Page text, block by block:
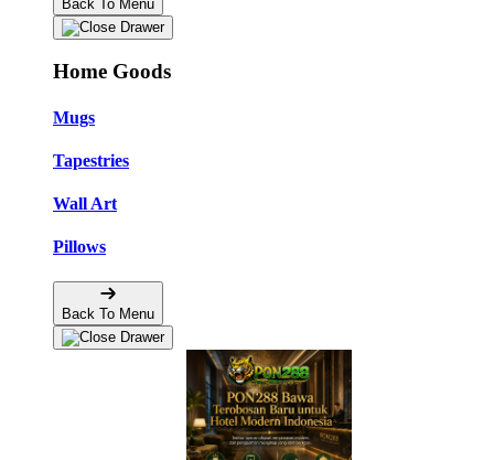
Back To Menu
Home Goods
Mugs
Tapestries
Wall Art
Pillows
Back To Menu